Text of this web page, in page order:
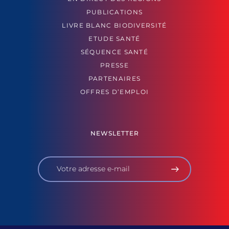
PUBLICATIONS
LIVRE BLANC BIODIVERSITÉ
ETUDE SANTÉ
SÉQUENCE SANTÉ
PRESSE
PARTENAIRES
OFFRES D’EMPLOI
NEWSLETTER